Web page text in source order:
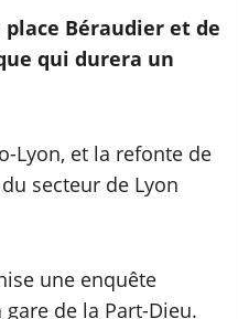
Béraudier et de
qui durera un
Lyon, et la refonte de
secteur de Lyon
une enquête
de la Part-Dieu.